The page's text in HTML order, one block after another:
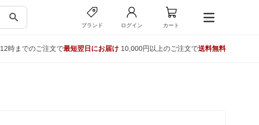
search
ブランド ログイン カート
12時までのご注文で最短翌日にお届け10,000円以上のご注文で送料無料